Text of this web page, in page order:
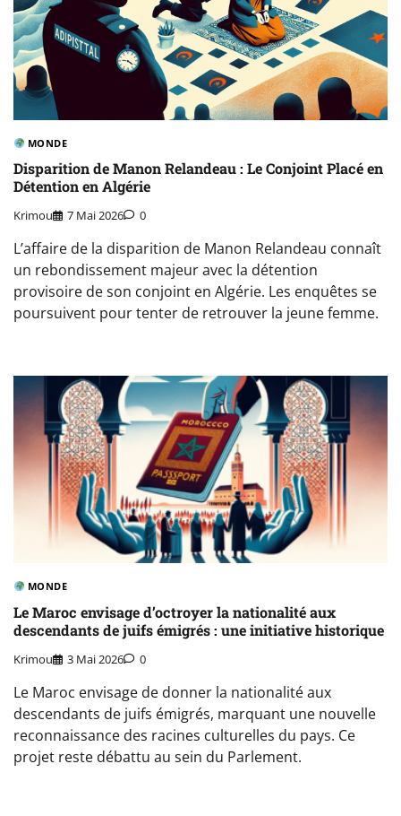
MONDE
Disparition de Manon Relandeau : Le Conjoint Placé en
Détention en Algérie
Krimou 7 Mai 2026 0
L’affaire de la disparition de Manon Relandeau connaît
un rebondissement majeur avec la détention
provisoire de son conjoint en Algérie. Les enquêtes se
poursuivent pour tenter de retrouver la jeune femme.
MONDE
Le Maroc envisage d’octroyer la nationalité aux
descendants de juifs émigrés : une initiative historique
Krimou 3 Mai 2026 0
Le Maroc envisage de donner la nationalité aux
descendants de juifs émigrés, marquant une nouvelle
reconnaissance des racines culturelles du pays. Ce
projet reste débattu au sein du Parlement.